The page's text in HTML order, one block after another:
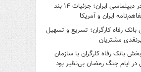
فصل نوین در دیپلماسی ایران؛ جزئیات ۱۴ بند
ایران و آمریکا
رفاه کارگران؛ تسریع و تسهیل
مشتریان
بانک رفاه کارگران با سازمان
در ایام جنگ رمضان بی‌نظیر بود